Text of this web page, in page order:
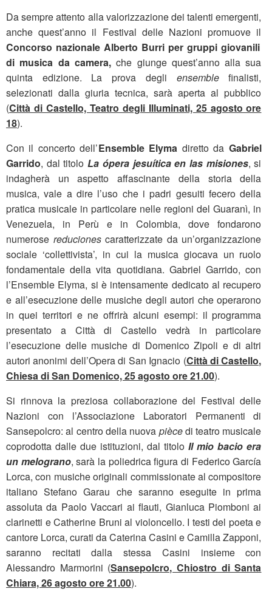
Da sempre attento alla valorizzazione dei talenti emergenti,
anche quest’anno il Festival delle Nazioni promuove il
Concorso nazionale Alberto Burri per gruppi giovanili
di musica da camera,che giunge quest’anno alla sua
quinta edizione. La prova degli ensemblefinalisti,
selezionati dalla giuria tecnica, sarà aperta al pubblico
(Città di Castello, Teatro degli Illuminati, 25 agosto ore
18).
Con il concerto dell’Ensemble Elyma diretto da Gabriel
Garrido, dal titoloLa ópera jesuítica en las misiones, si
indagherà un aspetto affascinante della storia della
musica, vale a dire l’uso che i padri gesuiti fecero della
pratica musicale in particolare nelle regioni del Guaranì, in
Venezuela, in Perù e in Colombia, dove fondarono
numerose reducionescaratterizzate da un’organizzazione
sociale ‘collettivista’, in cui la musica giocava un ruolo
fondamentale della vita quotidiana. Gabriel Garrido, con
l’Ensemble Elyma, si è intensamente dedicato al recupero
e all’esecuzione delle musiche degli autori che operarono
in quei territori e ne offrirà alcuni esempi: il programma
presentato a Città di Castello vedrà in particolare
l’esecuzione delle musiche di Domenico Zipoli e di altri
autori anonimi dell’Opera di San Ignacio (Città di Castello,
Chiesa di San Domenico, 25 agosto ore 21.00).
Si rinnova la preziosa collaborazione del Festival delle
Nazioni con l’Associazione Laboratori Permanenti di
Sansepolcro: al centro della nuova piècedi teatro musicale
coprodotta dalle due istituzioni, dal titoloIl mio bacio era
un melograno, sarà la poliedrica figura di Federico García
Lorca, con musiche originali commissionate al compositore
italiano Stefano Garau che saranno eseguite in prima
assoluta da Paolo Vaccari ai flauti, Gianluca Piomboni ai
clarinetti e Catherine Bruni al violoncello. I testi del poeta e
cantore Lorca, curati da Caterina Casini e Camilla Zapponi,
saranno recitati dalla stessa Casini insieme con
Alessandro Marmorini (Sansepolcro, Chiostro di Santa
Chiara, 26 agosto ore 21.00).